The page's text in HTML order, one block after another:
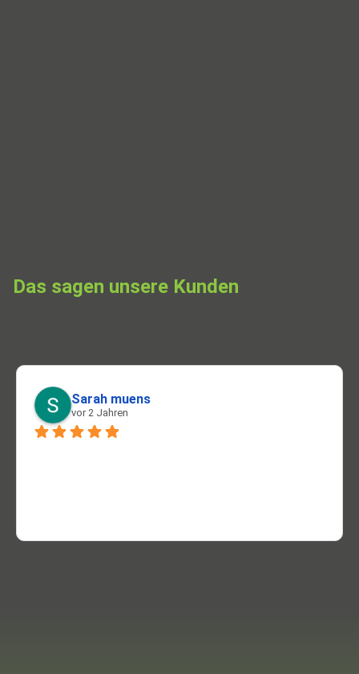
Das sagen unsere Kunden
Sarah muens
vor 2 Jahren